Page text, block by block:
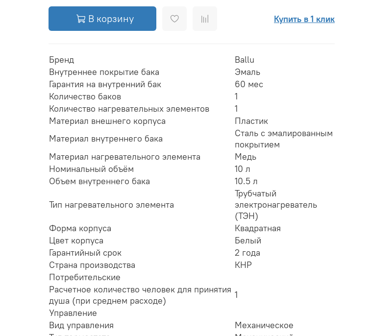
В корзину Купить в 1 клик
Бренд
Ballu
Внутреннее покрытие бака
Эмаль
Гарантия на внутренний бак
60 мес
Количество баков
1
Количество нагревательных элементов
1
Материал внешнего корпуса
Пластик
Материал внутреннего бака
Сталь с эмалированным
покрытием
Материал нагревательного элемента
Медь
Номинальный объём
10 л
Объем внутреннего бака
10.5 л
Тип нагревательного элемента
Трубчатый
электронагреватель
(ТЭН)
Форма корпуса
Квадратная
Цвет корпуса
Белый
Гарантийный срок
2 года
Страна производства
КНР
Потребительские
Расчетное количество человек для принятия
душа (при среднем расходе)
1
Управление
Вид управления
Механическое